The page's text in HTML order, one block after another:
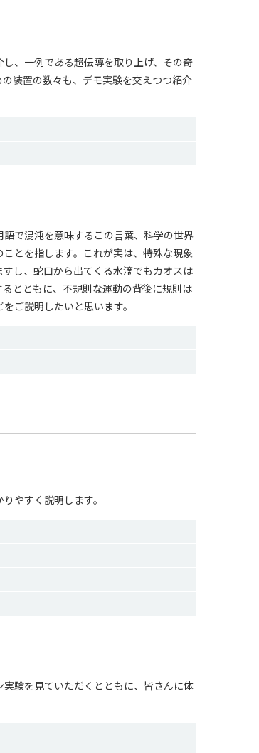
、一例である超伝導を取り上げ、その奇
装置の数々も、デモ実験を交えつつ紹介
で混沌を意味するこの言葉、科学の世界
とを指します。これが実は、特殊な現象
し、蛇口から出てくる水滴でもカオスは
とともに、不規則な運動の背後に規則は
ご説明したいと思います。
やすく説明します。
験を見ていただくとともに、皆さんに体